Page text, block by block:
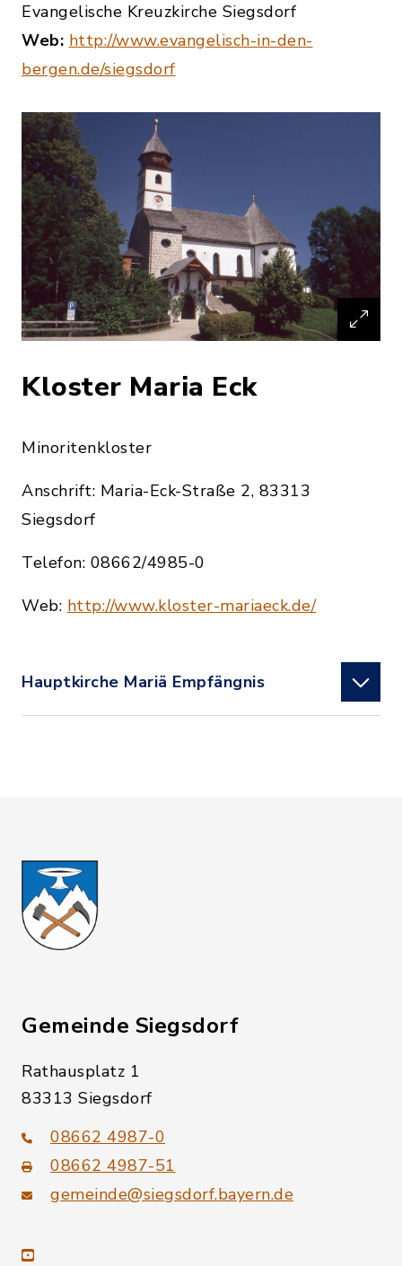
Evangelische Kreuzkirche Siegsdorf
Web: http://www.evangelisch-in-den-
bergen.de/siegsdorf
Kloster Maria Eck
Minoritenkloster
Anschrift: Maria-Eck-Straße 2, 83313
Siegsdorf
Telefon: 08662/4985-0
Web: http://www.kloster-mariaeck.de/
Hauptkirche Mariä Empfängnis
Gemeinde Siegsdorf
Rathausplatz 1
83313 Siegsdorf
08662 4987-0
08662 4987-51
gemeinde@siegsdorf.bayern.de
youtube